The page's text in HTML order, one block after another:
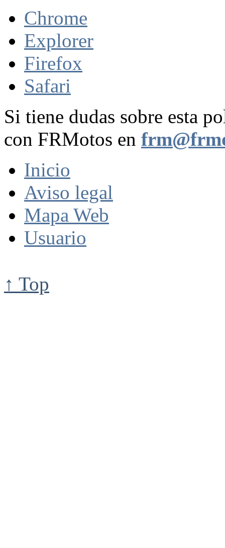
Chrome
Explorer
Firefox
Safari
Si tiene dudas sobre esta
con FRMotos en
Inicio
Aviso legal
Mapa Web
Usuario
↑ Top